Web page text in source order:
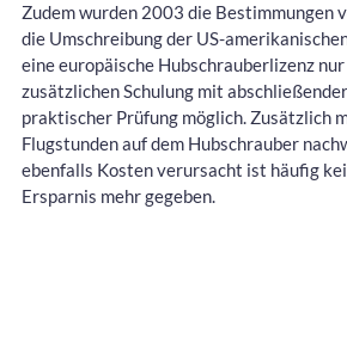
Zudem wurden 2003 die Bestimmungen
die Umschreibung der US-
eine europäische Hubschrauberlizenz
zusätzlichen Schulung mit
praktischer Prüfung möglich. Zusätzlich
Flugstunden auf dem Hubschrauber
ebenfalls Kosten verursacht ist häufig
Ersparnis mehr gegeben.